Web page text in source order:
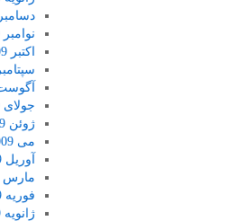
دسامبر 2009
نوامبر 2009
اکتبر 2009
سپتامبر 2009
آگوست
جولای 2009
ژوئن 2009
می 2009
آوریل 2009
مارس 2009
فوریه 2009
ژانویه 2009